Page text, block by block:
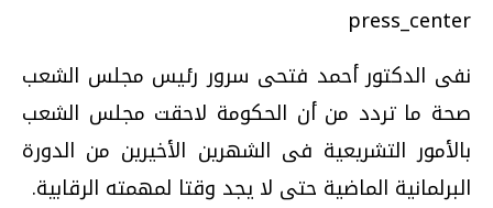
press_center
نفى الدكتور أحمد فتحى سرور رئيس مجلس الشعب
صحة ما تردد من أن الحكومة لاحقت مجلس الشعب
بالأمور التشريعية فى الشهرين الأخيرين من الدورة
البرلمانية الماضية حتى لا يجد وقتا لمهمته الرقابية.